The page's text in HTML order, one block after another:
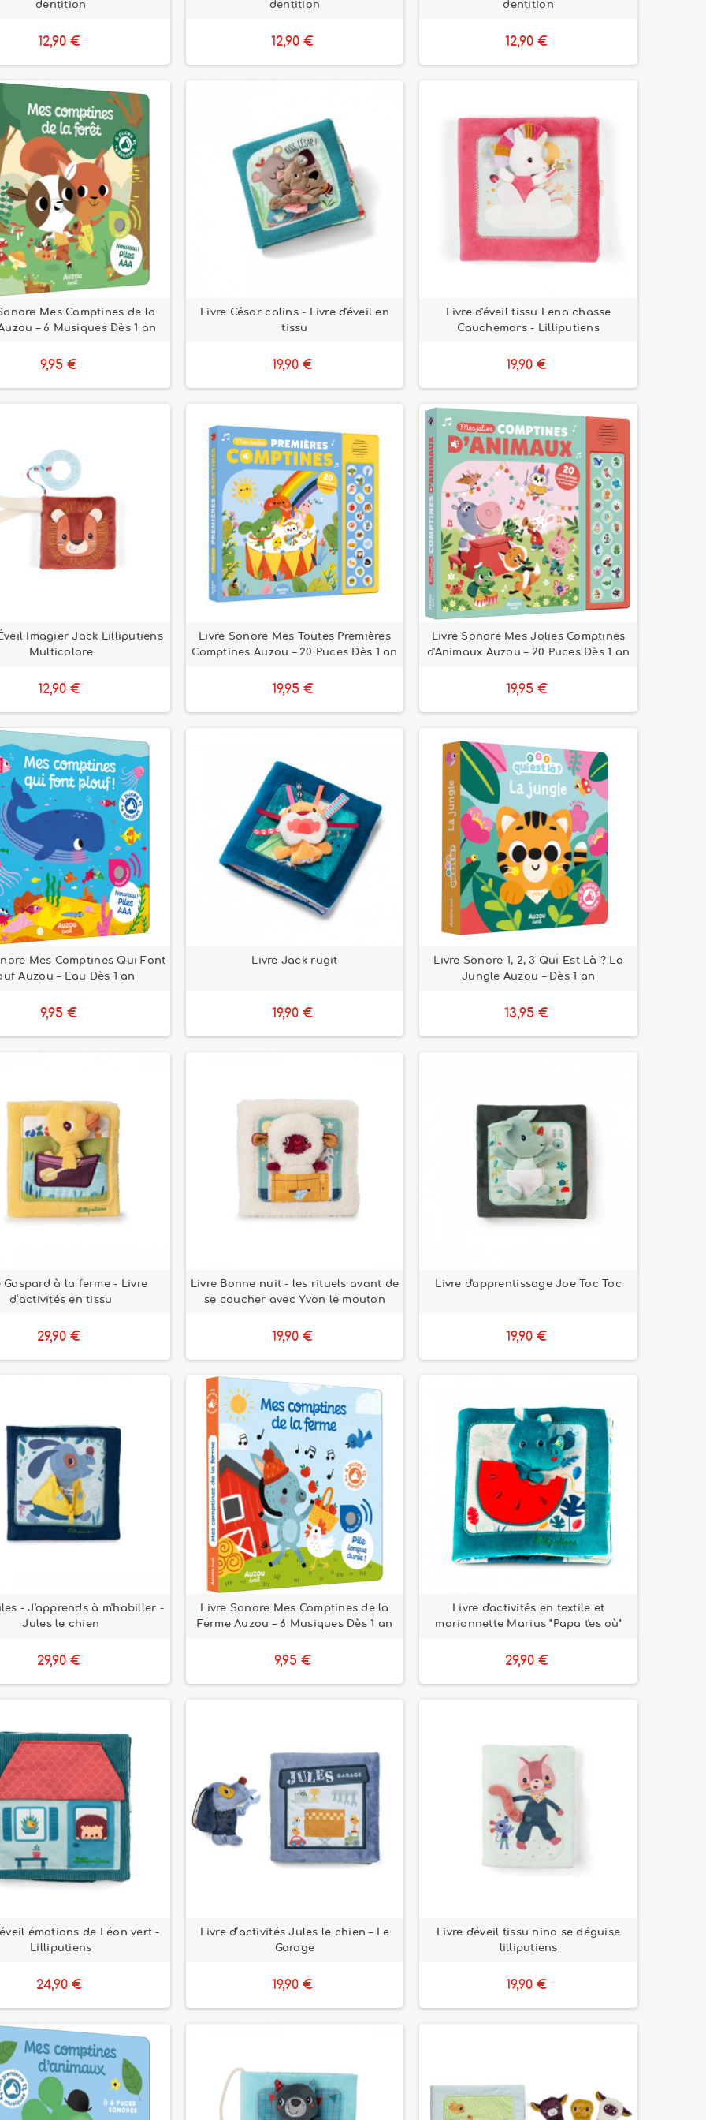
dentition
12,90 €
dentition
12,90 €
dentition
12,90 €
Mes Comptines de la
– 6 Musiques Dès 1 an
9,95 €
Livre César calins - Livre d'éveil en
tissu
19,90 €
Livre d'éveil tissu Lena chasse
Cauchemars - Lilliputiens
19,90 €
Imagier Jack Lilliputiens
Multicolore
12,90 €
Livre Sonore Mes Toutes Premières
Comptines Auzou – 20 Puces Dès 1 an
19,95 €
Livre Sonore Mes Jolies Comptines
d'Animaux Auzou – 20 Puces Dès 1 an
19,95 €
Mes Comptines Qui Font
Auzou – Eau Dès 1 an
9,95 €
Livre Jack rugit
19,90 €
Livre Sonore 1, 2, 3 Qui Est Là ? La
Jungle Auzou – Dès 1 an
13,95 €
Gaspard à la ferme - Livre
d’activités en tissu
29,90 €
Livre Bonne nuit - les rituels avant de
se coucher avec Yvon le mouton
19,90 €
Livre d'apprentissage Joe Toc Toc
19,90 €
- J'apprends à m'habiller -
Jules le chien
29,90 €
Livre Sonore Mes Comptines de la
Ferme Auzou – 6 Musiques Dès 1 an
9,95 €
Livre d'activités en textile et
marionnette Marius "Papa t'es où"
29,90 €
émotions de Léon vert -
Lilliputiens
24,90 €
Livre d’activités Jules le chien – Le
Garage
19,90 €
Livre d'éveil tissu nina se déguise
lilliputiens
19,90 €